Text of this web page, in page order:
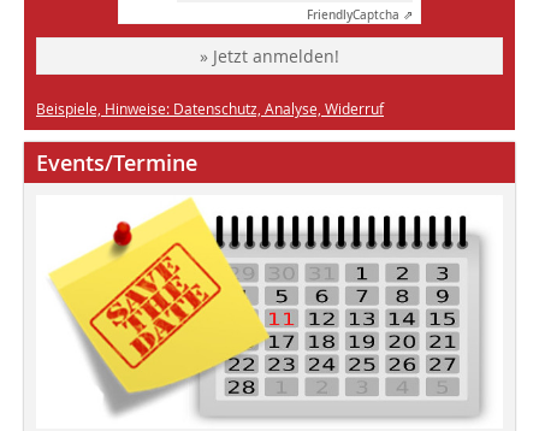
FriendlyCaptcha ⇗
» Jetzt anmelden!
Beispiele, Hinweise: Datenschutz, Analyse, Widerruf
Events/Termine